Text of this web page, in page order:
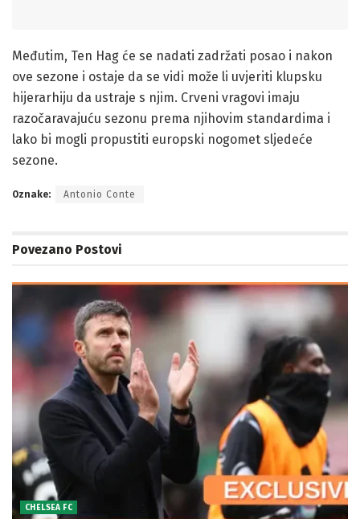
Međutim, Ten Hag će se nadati zadržati posao i nakon
ove sezone i ostaje da se vidi može li uvjeriti klupsku
hijerarhiju da ustraje s njim. Crveni vragovi imaju
razočaravajuću sezonu prema njihovim standardima i
lako bi mogli propustiti europski nogomet sljedeće
sezone.
Oznake: Antonio Conte
Povezano Postovi
CHELSEA FC